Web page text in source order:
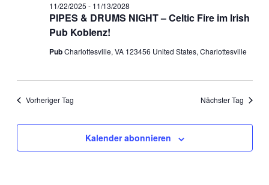
PIPES & DRUMS NIGHT – Celtic Fire im Irish
Pub Koblenz!
11/22/2025 - 11/13/2028
PubCharlottesville, VA 123456 United States, Charlottesville
Vorheriger Tag Nächster Tag
Kalender abonnieren